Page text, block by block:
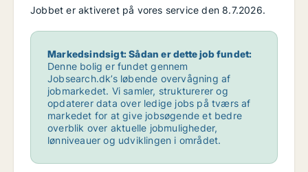
Jobbet er aktiveret på vores service den 8.7.2026.
Markedsindsigt: Sådan er dette job fundet:
Denne bolig er fundet gennem
Jobsearch.dk’s løbende overvågning af
jobmarkedet. Vi samler, strukturerer og
opdaterer data over ledige jobs på tværs af
markedet for at give jobsøgende et bedre
overblik over aktuelle jobmuligheder,
lønniveauer og udviklingen i området.